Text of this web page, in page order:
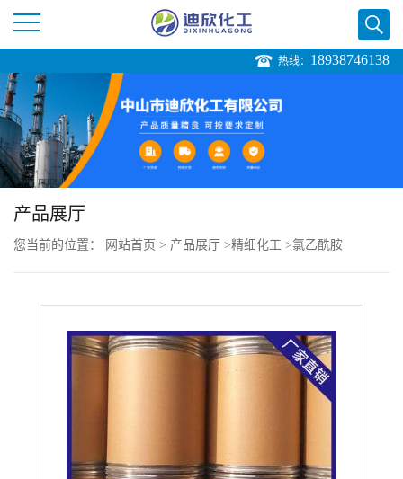
司
首
页
公
热线： 18938746138
产品展厅
您当前的位置： 网站首页 > 产品展厅 >精细化工 >氯乙酰胺